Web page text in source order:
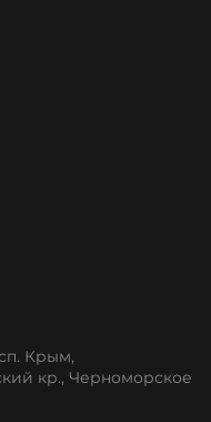
Крым,
кр., Черноморское